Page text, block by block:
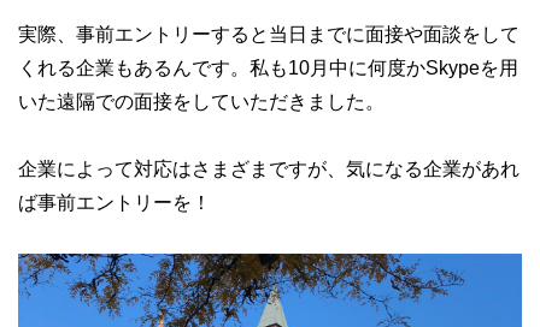
実際、事前エントリーすると当日までに面接や面談をして
くれる企業もあるんです。私も10月中に何度かSkypeを用
いた遠隔での面接をしていただきました。
企業によって対応はさまざまですが、気になる企業があれ
ば事前エントリーを！